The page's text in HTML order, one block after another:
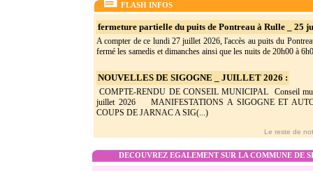
FLASH INFOS
fermeture partielle du puits de Pontreau à Rulle _ 25
A compter de ce lundi 27 juillet 2026, l'accès au puits du
fermé les samedis et dimanches ainsi que les nuits de 20h00 à
NOUVELLES DE SIGOGNE _ JUILLET 2026 :
COMPTE-RENDU DE CONSEIL MUNICIPAL Conseil
juillet 2026 MANIFESTATIONS A SIGOGNE ET
COUPS DE JARNAC A SIG(...)
Le reste de
DECOUVREZ EGALEMENT SUR LA COMMUNE DE